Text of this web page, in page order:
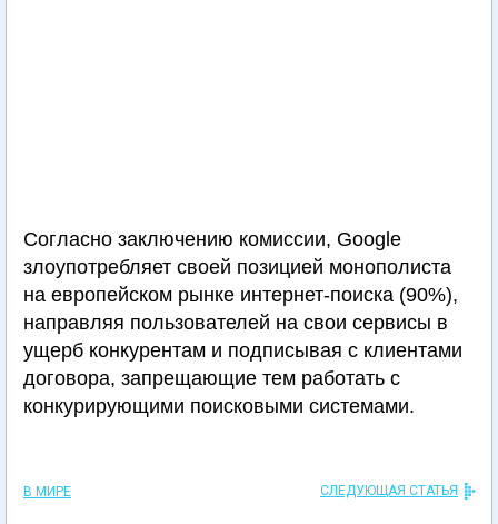
Согласно заключению комиссии, Google
злоупотребляет своей позицией монополиста
на европейском рынке интернет-поиска (90%),
направляя пользователей на свои сервисы в
ущерб конкурентам и подписывая с клиентами
договора, запрещающие тем работать с
конкурирующими поисковыми системами.
В МИРЕ СЛЕДУЮЩАЯ СТАТЬЯ